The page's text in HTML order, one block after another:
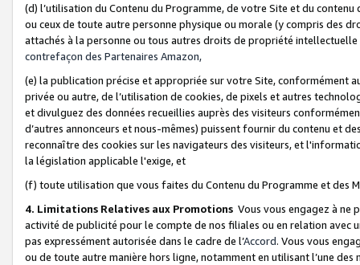
(d) l’utilisation du Contenu du Programme, de votre Site et du
ou ceux de toute autre personne physique ou morale (y compris des
attachés à la personne ou tous autres droits de propriété
contrefaçon des Partenaires Amazon,
(e) la publication précise et appropriée sur votre Site, conformément
privée ou autre, de l’utilisation de cookies, de pixels et autres
et divulguez des données recueillies auprès des visiteurs
d’autres annonceurs et nous-mêmes) puissent fournir du contenu et
reconnaître des cookies sur les navigateurs des visiteurs, et
la législation applicable l'exige, et
(f) toute utilisation que vous faites du Contenu du Programme et des
4. Limitations Relatives aux Promotions Vous vous engagez à ne
activité de publicité pour le compte de nos filiales ou en relation avec
pas expressément autorisée dans le cadre de l’Accord. Vous vous
ou de toute autre manière hors ligne, notamment en utilisant l’une